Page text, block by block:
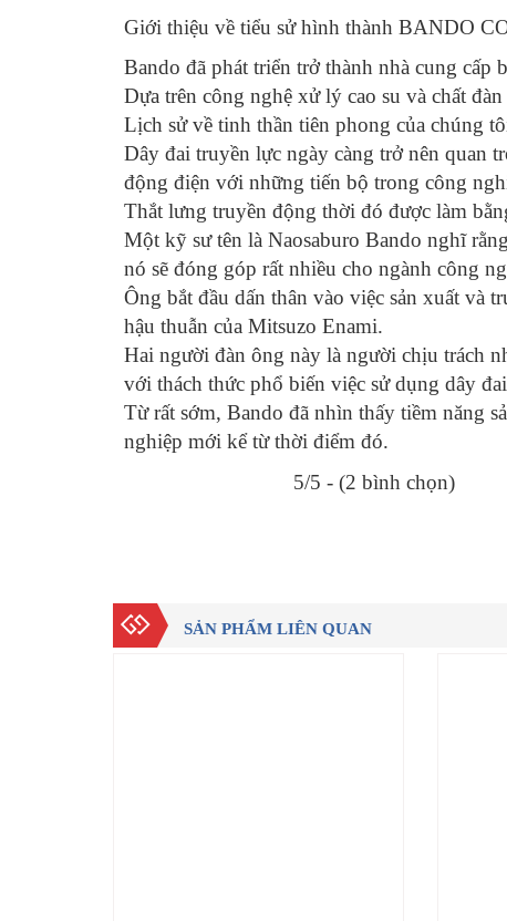
Giới thiệu về tiểu sử hình thành BANDO
Bando đã phát triển trở thành nhà cung cấp
Dựa trên công nghệ xử lý cao su và chất
Lịch sử về tinh thần tiên phong của chúng
Dây đai truyền lực ngày càng trở nên quan
động điện với những tiến bộ trong công
Thắt lưng truyền động thời đó được làm
Một kỹ sư tên là Naosaburo Bando nghĩ
nó sẽ đóng góp rất nhiều cho ngành công
Ông bắt đầu dấn thân vào việc sản xuất và
hậu thuẫn của Mitsuzo Enami.
Hai người đàn ông này là người chịu trách
với thách thức phổ biến việc sử dụng dây
Từ rất sớm, Bando đã nhìn thấy tiềm năng
nghiệp mới kể từ thời điểm đó.
5/5 - (2 bình chọn)
SẢN PHẨM LIÊN QUAN